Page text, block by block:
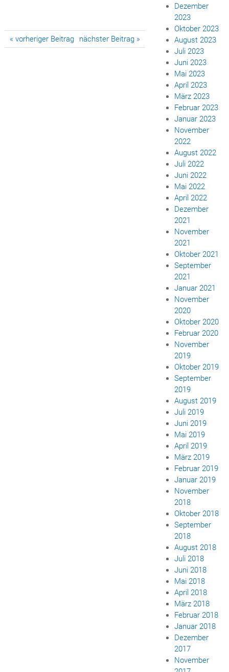
Beitragsnavigation
« vorheriger Beitrag nächster Beitrag »
Dezember
2023
Oktober 2023
August 2023
Juli 2023
Juni 2023
Mai 2023
April 2023
März 2023
Februar 2023
Januar 2023
November
2022
August 2022
Juli 2022
Juni 2022
Mai 2022
April 2022
Dezember
2021
November
2021
Oktober 2021
September
2021
Januar 2021
November
2020
Oktober 2020
Februar 2020
November
2019
Oktober 2019
September
2019
August 2019
Juli 2019
Juni 2019
Mai 2019
April 2019
März 2019
Februar 2019
Januar 2019
November
2018
Oktober 2018
September
2018
August 2018
Juli 2018
Juni 2018
Mai 2018
April 2018
März 2018
Februar 2018
Januar 2018
Dezember
2017
November